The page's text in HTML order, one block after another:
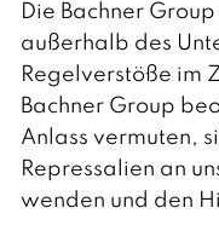
Die Bachner
außerhalb des
Regelverstöße im
Bachner Group
Anlass vermuten,
Repressalien an
wenden und den